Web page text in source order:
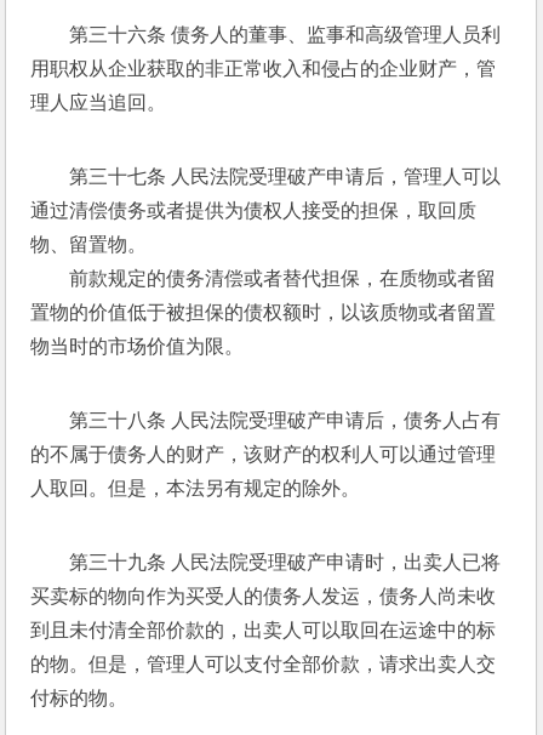
第三十六条 债务人的董事、监事和高级管理人员利
用职权从企业获取的非正常收入和侵占的企业财产，管
理人应当追回。
第三十七条 人民法院受理破产申请后，管理人可以
通过清偿债务或者提供为债权人接受的担保，取回质
物、留置物。
前款规定的债务清偿或者替代担保，在质物或者留
置物的价值低于被担保的债权额时，以该质物或者留置
物当时的市场价值为限。
第三十八条 人民法院受理破产申请后，债务人占有
的不属于债务人的财产，该财产的权利人可以通过管理
人取回。但是，本法另有规定的除外。
第三十九条 人民法院受理破产申请时，出卖人已将
买卖标的物向作为买受人的债务人发运，债务人尚未收
到且未付清全部价款的，出卖人可以取回在运途中的标
的物。但是，管理人可以支付全部价款，请求出卖人交
付标的物。